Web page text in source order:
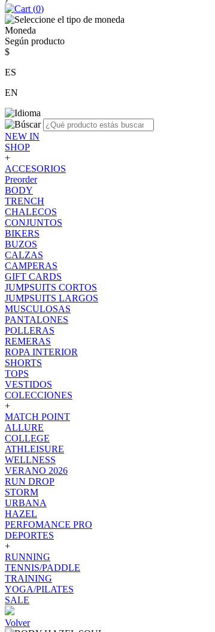
(0)
Moneda
Según producto
$
ES
EN
NEW IN
SHOP
+
ACCESORIOS
Preorder
BODY
TRENCH
CHALECOS
CONJUNTOS
BIKERS
BUZOS
CALZAS
CAMPERAS
GIFT CARDS
JUMPSUITS CORTOS
JUMPSUITS LARGOS
MUSCULOSAS
PANTALONES
POLLERAS
REMERAS
ROPA INTERIOR
SHORTS
TOPS
VESTIDOS
COLECCIONES
+
MATCH POINT
ALLURE
COLLEGE
ATHLEISURE
WELLNESS
VERANO 2026
RUN DROP
STORM
URBANA
HAZEL
PERFOMANCE PRO
DEPORTES
+
RUNNING
TENNIS/PADDLE
TRAINING
YOGA/PILATES
SALE
Volver